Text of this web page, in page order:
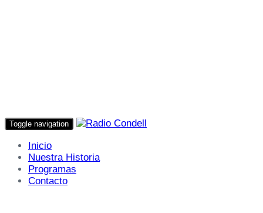
Toggle navigation
Inicio
Nuestra Historia
Programas
Contacto